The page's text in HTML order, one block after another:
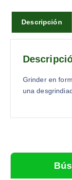
Descripción
Grinder en
una